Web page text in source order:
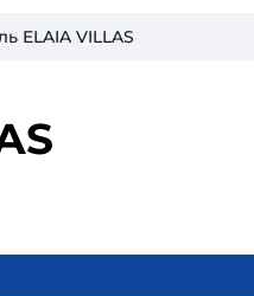
ELAIA VILLAS